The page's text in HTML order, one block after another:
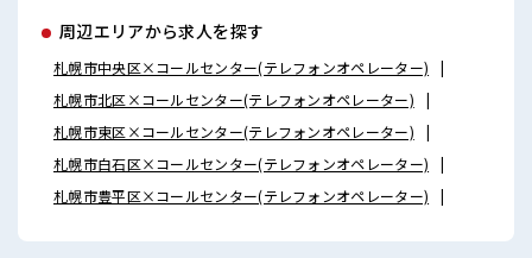
周辺エリアから求人を探す
札幌市中央区×コールセンター(テレフォンオペレーター)
札幌市北区×コールセンター(テレフォンオペレーター)
札幌市東区×コールセンター(テレフォンオペレーター)
札幌市白石区×コールセンター(テレフォンオペレーター)
札幌市豊平区×コールセンター(テレフォンオペレーター)